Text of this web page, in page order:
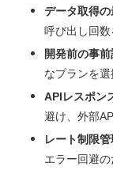
データ取得
呼び出し回数
開発前の事
なプランを選
APIレスポン
避け、外部
レート制限管
エラー回避の